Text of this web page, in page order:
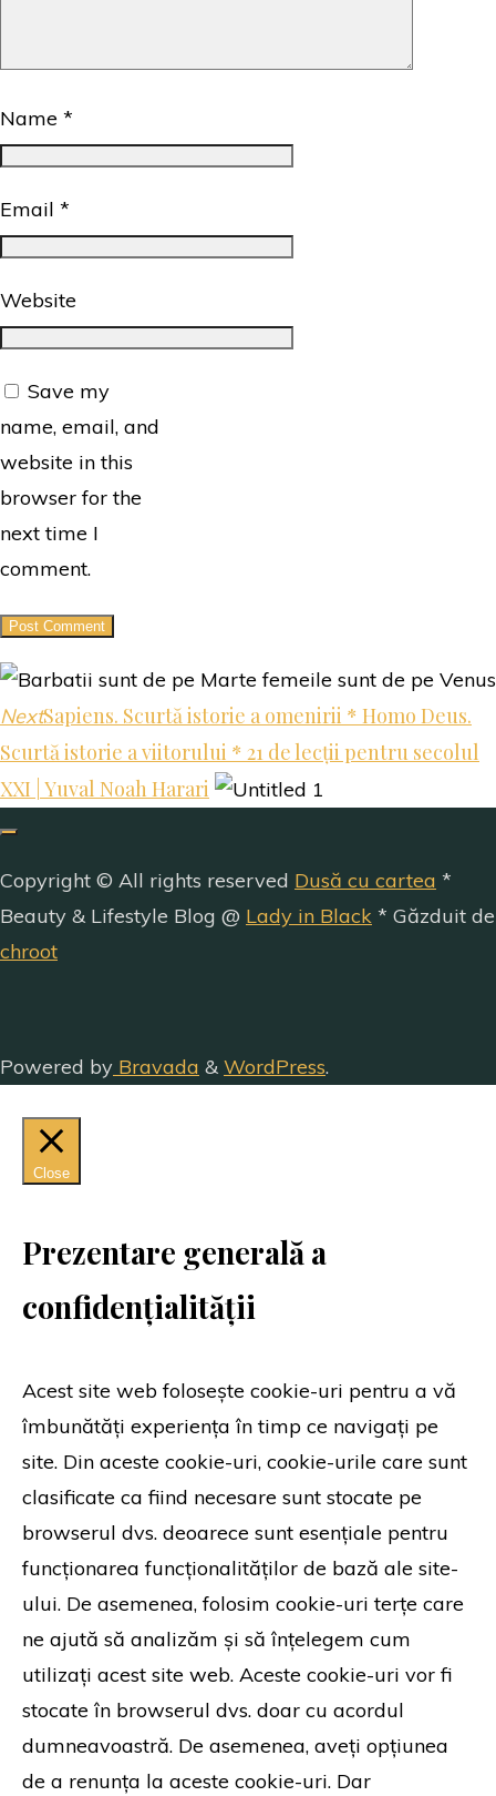
Name *
Email *
Website
Save my
name, email, and
website in this
browser for the
next time I
comment.
NextSapiens. Scurtă istorie a omenirii * Homo Deus.
Scurtă istorie a viitorului * 21 de lecții pentru secolul
XXI | Yuval Noah Harari
Copyright © All rights reserved Dusă cu cartea *
Beauty & Lifestyle Blog @ Lady in Black * Găzduit de
chroot
Powered by Bravada & WordPress.
Close
Prezentare generală a
confidențialității
Acest site web folosește cookie-uri pentru a vă
îmbunătăți experiența în timp ce navigați pe
site. Din aceste cookie-uri, cookie-urile care sunt
clasificate ca fiind necesare sunt stocate pe
browserul dvs. deoarece sunt esențiale pentru
funcționarea funcționalităților de bază ale site-
ului. De asemenea, folosim cookie-uri terțe care
ne ajută să analizăm și să înțelegem cum
utilizați acest site web. Aceste cookie-uri vor fi
stocate în browserul dvs. doar cu acordul
dumneavoastră. De asemenea, aveți opțiunea
de a renunța la aceste cookie-uri. Dar